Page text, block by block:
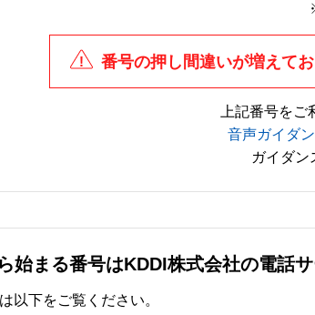
番号の押し間違いが増えて
上記番号をご
音声ガイダ
ガイダン
始まる番号はKDDI株式会社の電話
以下をご覧ください。